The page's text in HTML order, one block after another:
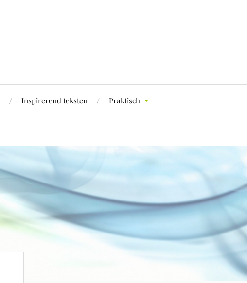
Inspirerend teksten Praktisch